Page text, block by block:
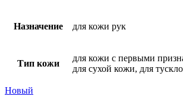
Назначение для кожи рук
Тип кожи
для кожи с первыми
для сухой кожи, для
Новый